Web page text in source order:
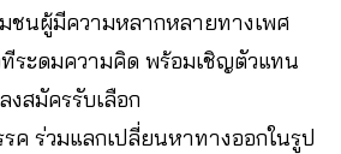
ชนผู้มีความหลากหลายทางเพศ
ทีระดมความคิด พร้อมเชิญตัวแทน
งสมัครรับเลือก
ค ร่วมแลกเปลี่ยนหาทางออกในรูป